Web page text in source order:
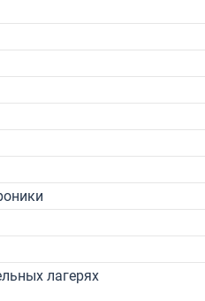
лагерях